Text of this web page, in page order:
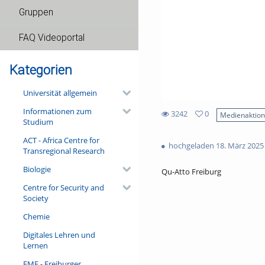
Gruppen
FAQ Videoportal
Kategorien
Universität allgemein
Informationen zum
Studium
ACT - Africa Centre for
Transregional Research
Biologie
Centre for Security and
Society
Chemie
Digitales Lehren und
Lernen
3242
views
0
hochgeladen 18. März 2025
Qu-Atto Freiburg